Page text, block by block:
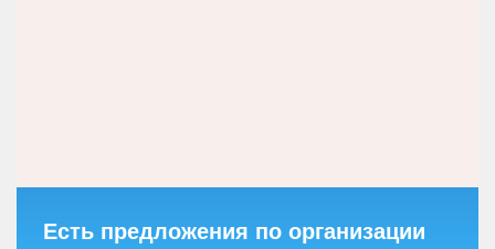
Есть предложения по организации